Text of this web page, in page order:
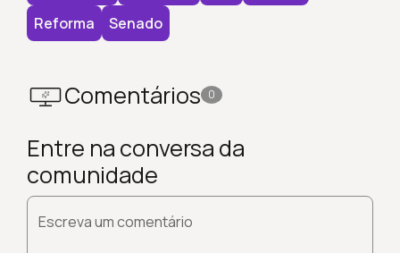
Reforma
Senado
Comentários 0
Entre na conversa da
comunidade
Escreva um comentário